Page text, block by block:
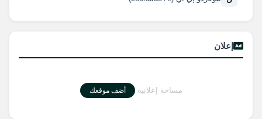
إعلان
مساحة إعلانية أضف موقعك